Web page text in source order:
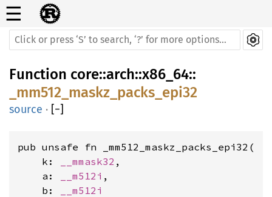
☰
Function core::arch::x86_64::
_mm512_maskz_packs_epi32
source · [−]
pub unsafe fn _mm512_maskz_packs_epi32(
    k:
__mmask32 ,
    a:
__m512i ,
    b:
__m512i